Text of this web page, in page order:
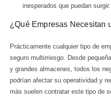
inesperados que puedan surgir.
¿Qué Empresas Necesitan
Prácticamente cualquier tipo de
seguro multirriesgo. Desde
y grandes almacenes, todos los
podrían afectar su operatividad y
más suelen contratar este tipo de